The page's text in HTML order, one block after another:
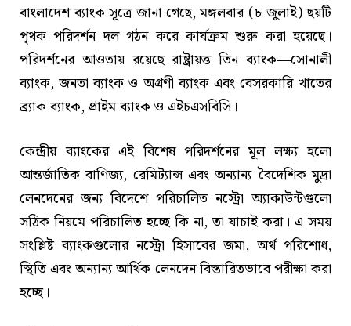
বাংলাদেশ ব্যাংক সূত্রে জানা গেছে, মঙ্গলবার (৮ জুলাই) ছয়টি
পৃথক পরিদর্শন দল গঠন করে কার্যক্রম শুরু করা হয়েছে।
পরিদর্শনের আওতায় রয়েছে রাষ্ট্রায়ত্ত তিন ব্যাংক—সোনালী
ব্যাংক, জনতা ব্যাংক ও অগ্রণী ব্যাংক এবং বেসরকারি খাতের
ব্র্যাক ব্যাংক, প্রাইম ব্যাংক ও এইচএসবিসি।
কেন্দ্রীয় ব্যাংকের এই বিশেষ পরিদর্শনের মূল লক্ষ্য হলো
আন্তর্জাতিক বাণিজ্য, রেমিট্যান্স এবং অন্যান্য বৈদেশিক মুদ্রা
লেনদেনের জন্য বিদেশে পরিচালিত নস্ট্রো অ্যাকাউন্টগুলো
সঠিক নিয়মে পরিচালিত হচ্ছে কি না, তা যাচাই করা। এ সময়
সংশ্লিষ্ট ব্যাংকগুলোর নস্ট্রো হিসাবের জমা, অর্থ পরিশোধ,
স্থিতি এবং অন্যান্য আর্থিক লেনদেন বিস্তারিতভাবে পরীক্ষা করা
হচ্ছে।